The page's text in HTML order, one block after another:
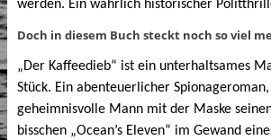
werden. Ein wahrlich historischer
Doch in diesem Buch steckt noch so viel
„Der Kaffeedieb“ ist ein unterhaltsames
Stück. Ein abenteuerlicher
geheimnisvolle Mann mit der Maske
bisschen „Ocean’s Eleven“ im Gewand